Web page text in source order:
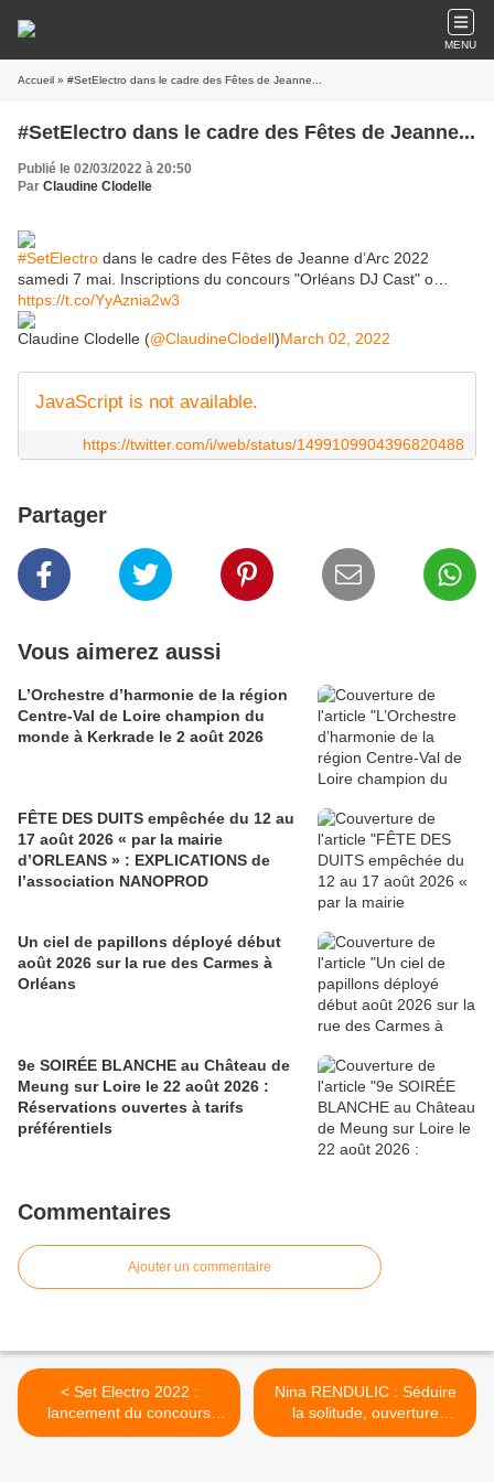
MENU
Accueil » #SetElectro dans le cadre des Fêtes de Jeanne...
#SetElectro dans le cadre des Fêtes de Jeanne...
Publié le 02/03/2022 à 20:50
Par Claudine Clodelle
#SetElectro dans le cadre des Fêtes de Jeanne d’Arc 2022
samedi 7 mai. Inscriptions du concours "Orléans DJ Cast" o…
https://t.co/YyAznia2w3
Claudine Clodelle (@ClaudineClodell)March 02, 2022
JavaScript is not available.
https://twitter.com/i/web/status/1499109904396820488
Partager
Vous aimerez aussi
L’Orchestre d’harmonie de la région
Centre-Val de Loire champion du
monde à Kerkrade le 2 août 2026
FÊTE DES DUITS empêchée du 12 au
17 août 2026 « par la mairie
d’ORLEANS » : EXPLICATIONS de
l’association NANOPROD
Un ciel de papillons déployé début
août 2026 sur la rue des Carmes à
Orléans
9e SOIRÉE BLANCHE au Château de
Meung sur Loire le 22 août 2026 :
Réservations ouvertes à tarifs
préférentiels
Commentaires
Ajouter un commentaire
< Set Electro 2022 :
lancement du concours
Orléans DJ Cast –
Nina RENDULIC : Séduire
la solitude, ouverture
d'atelier du 5 au 27 mars à